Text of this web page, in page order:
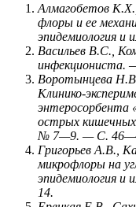
Алмагобетов
флоры и ее
эпидемиология
Васильев В.С.,
инфекциониста.
Воротынцева
Клинико-
энтеросорбента
острых
№ 7—9. — С.
Григорьев А.В.,
микрофлоры на
эпидемиология
14.